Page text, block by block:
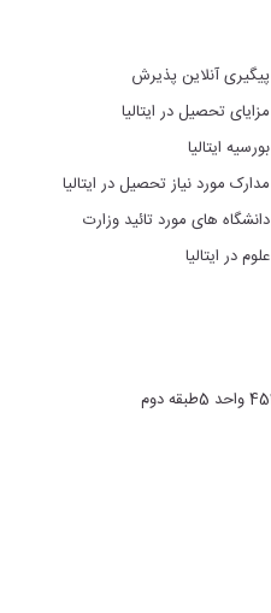
پیگیری آنلاین پذیرش
مزایای تحصیل در ایتالیا
بورسیه ایتالیا
مدارک مورد نیاز تحصیل در ایتالیا
دانشگاه های مورد تائید وزارت
علوم در ایتالیا